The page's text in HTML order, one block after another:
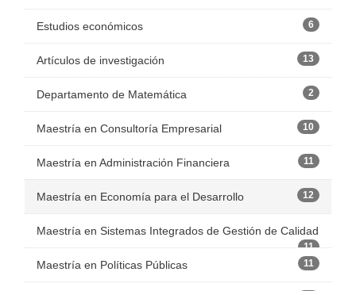
Estudios económicos 6
Artículos de investigación 13
Departamento de Matemática 2
Maestría en Consultoría Empresarial 10
Maestría en Administración Financiera 11
Maestría en Economía para el Desarrollo 12
Maestría en Sistemas Integrados de Gestión de Calidad
11
Maestría en Políticas Públicas 11